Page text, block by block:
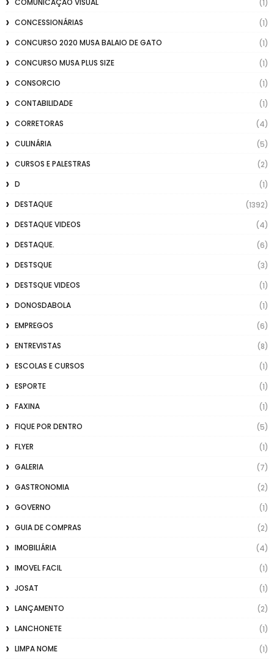
COMUNICAÇÃO VISUAL
(1)
CONCESSIONÁRIAS
(1)
CONCURSO 2020 MUSA BALAIO DE GATO
(1)
CONCURSO MUSA PLUS SIZE
(1)
CONSORCIO
(1)
CONTABILIDADE
(1)
CORRETORAS
(4)
CULINÁRIA
(5)
CURSOS E PALESTRAS
(2)
D
(1)
DESTAQUE
(1392)
DESTAQUE VIDEOS
(4)
DESTAQUE.
(6)
DESTSQUE
(3)
DESTSQUE VIDEOS
(1)
DONOSDABOLA
(1)
EMPREGOS
(6)
ENTREVISTAS
(8)
ESCOLAS E CURSOS
(1)
ESPORTE
(1)
FAXINA
(1)
FIQUE POR DENTRO
(5)
FLYER
(1)
GALERIA
(7)
GASTRONOMIA
(2)
GOVERNO
(1)
GUIA DE COMPRAS
(2)
IMOBILIÁRIA
(4)
IMOVEL FACIL
(1)
JOSAT
(1)
LANÇAMENTO
(2)
LANCHONETE
(1)
LIMPA NOME
(1)